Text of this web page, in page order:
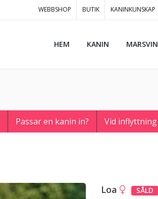
WEBBSHOP BUTIK KANINKUNSKAP
HEM KANIN MARSVIN
Passar en kanin in? Vid inflyttning
Loa SÅLD